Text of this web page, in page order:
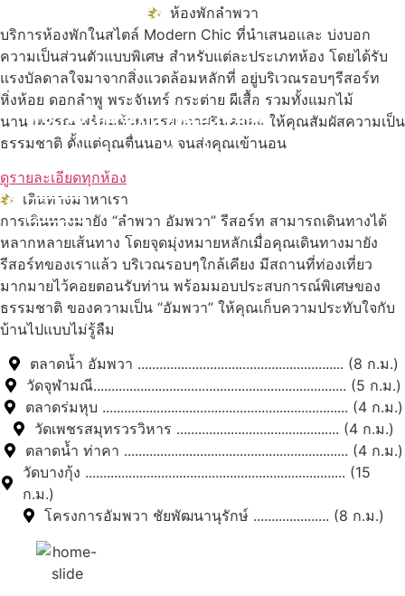
นับหิ่งห้อย ร้อยลำพู ดูพระจันทร์
ห้องพักลำพวา
บริการห้องพักในสไตล์ Modern Chic ที่นำเสนอและ บ่งบอก
ความเป็นส่วนตัวแบบพิเศษ สำหรับแต่ละประเภทห้อง โดยได้รับ
แรงบัลดาลใจมาจากสิ่งแวดล้อมหลักที่ อยู่บริเวณรอบๆรีสอร์ท
หิ่งห้อย ดอกลำพู พระจันทร์ กระต่าย ผีเสื้อ รวมทั้งแมกไม้
นานาพรรณ พร้อมด้วยบรรยากาศริมคลอง ให้คุณสัมผัสความเป็น
ธรรมชาติ ตั้งแต่คุณตื่นนอน จนส่งคุณเข้านอน
ดูรายละเอียดทุกห้อง
เดินทางมาหาเรา
การเดินทางมายัง “ลำพวา อัมพวา” รีสอร์ท สามารถเดินทางได้
หลากหลายเส้นทาง โดยจุดมุ่งหมายหลักเมื่อคุณเดินทางมายัง
รีสอร์ทของเราแล้ว บริเวณรอบๆใกล้เคียง มีสถานที่ท่องเที่ยว
มากมายไว้คอยตอนรับท่าน พร้อมมอบประสบการณ์พิเศษของ
ธรรมชาติ ของความเป็น “อัมพวา” ให้คุณเก็บความประทับใจกับ
บ้านไปแบบไม่รู้ลืม
ตลาดน้ำ อัมพวา ......................................................... (8 ก.ม.)
วัดจุฬามณี...................................................................... (5 ก.ม.)
ตลาดร่มหุบ .................................................................... (4 ก.ม.)
วัดเพชรสมุทรวรวิหาร ............................................. (4 ก.ม.)
ตลาดน้ำ ท่าคา .............................................................. (4 ก.ม.)
วัดบางกุ้ง ........................................................................ (15
ก.ม.)
โครงการอัมพวา ชัยพัฒนานุรักษ์ ..................... (8 ก.ม.)
สถานที่ท่องเที่ยวรอบรีสอร์ท
ดูทั้งหมด